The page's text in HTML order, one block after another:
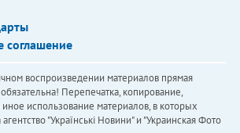
соглашение
воспроизведении материалов прямая
Перепечатка, копирование,
использование материалов, в которых
"Українськi Новини" и "Украинская Фото